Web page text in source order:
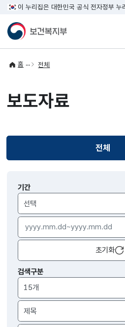
이 누리집은 대한민국 공식 전자정부 누
홈 전체
보도자료
전체선택됨
보도자료
검색
기간
초기화
검색구분